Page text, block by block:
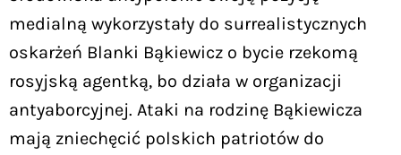
medialną wykorzystały do surrealistycznych
oskarżeń Blanki Bąkiewicz o bycie rzekomą
rosyjską agentką, bo działa w organizacji
antyaborcyjnej. Ataki na rodzinę Bąkiewicza
mają zniechęcić polskich patriotów do